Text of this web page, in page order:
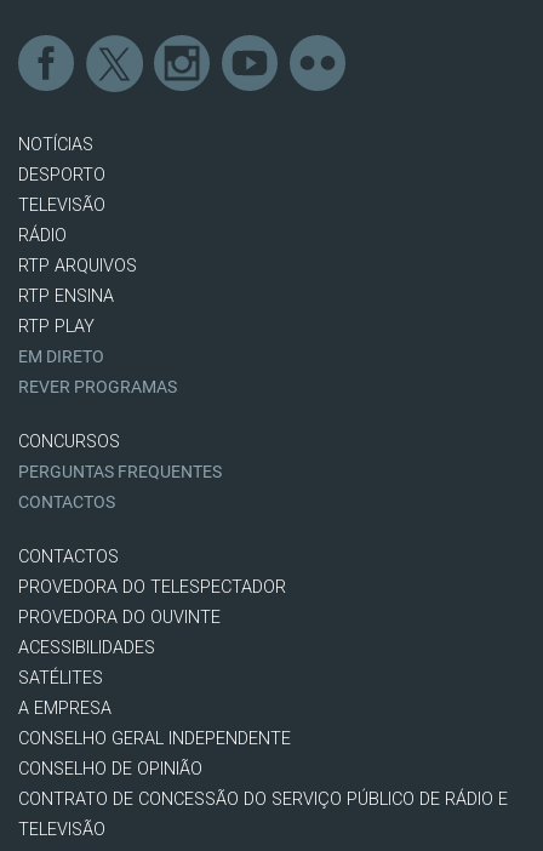
NOTÍCIAS
DESPORTO
TELEVISÃO
RÁDIO
RTP ARQUIVOS
RTP ENSINA
RTP PLAY
EM DIRETO
REVER PROGRAMAS
CONCURSOS
PERGUNTAS FREQUENTES
CONTACTOS
CONTACTOS
PROVEDORA DO TELESPECTADOR
PROVEDORA DO OUVINTE
ACESSIBILIDADES
SATÉLITES
A EMPRESA
CONSELHO GERAL INDEPENDENTE
CONSELHO DE OPINIÃO
CONTRATO DE CONCESSÃO DO SERVIÇO PÚBLICO DE RÁDIO E
TELEVISÃO